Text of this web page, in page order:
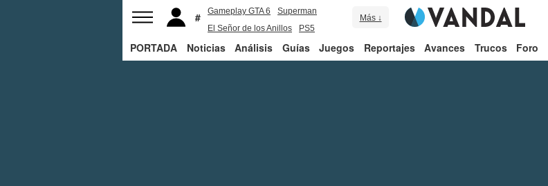
Gameplay GTA 6
Superman
El Señor de los Anillos
PS5
Más ↓
PORTADA Noticias Análisis Guías Juegos Reportajes Avances Trucos Foro